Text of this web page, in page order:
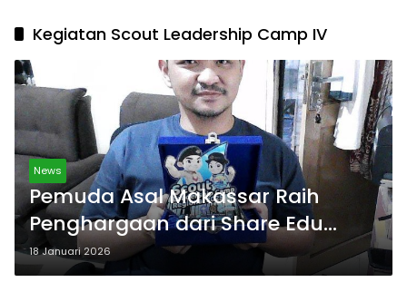
Kegiatan Scout Leadership Camp IV
News
Pemuda Asal Makassar Raih
Penghargaan dari Share Edu
Indonesia Wilayah Sulsel
18 Januari 2026